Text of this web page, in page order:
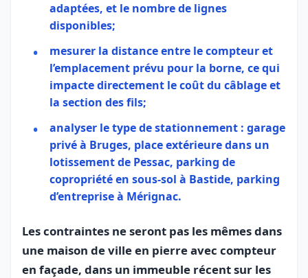
adaptées, et le nombre de lignes
disponibles;
mesurer la distance entre le compteur et
l’emplacement prévu pour la borne, ce qui
impacte directement le coût du câblage et
la section des fils;
analyser le type de stationnement : garage
privé à Bruges, place extérieure dans un
lotissement de Pessac, parking de
copropriété en sous-sol à Bastide, parking
d’entreprise à Mérignac.
Les contraintes ne seront pas les mêmes dans
une maison de ville en pierre avec compteur
en façade, dans un immeuble récent sur les